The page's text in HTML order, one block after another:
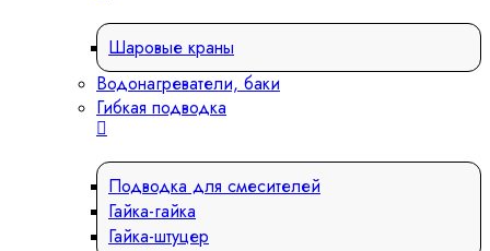
Шаровые краны
Водонагреватели, баки
Гибкая подводка
Подводка для смесителей
Гайка-гайка
Гайка-штуцер